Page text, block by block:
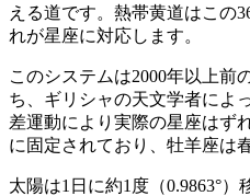
える道です。熱帯黄道はこの
れが星座に対応します。
このシステムは2000年以上前
ち、ギリシャの天文学者によ
差運動により実際の星座はず
に固定されており、牡羊座は
太陽は1日に約1度（0.9863°）